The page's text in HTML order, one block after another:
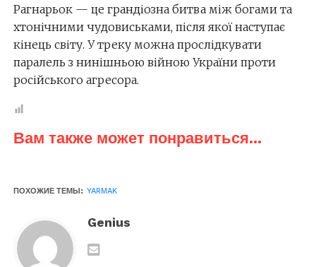
Рагнарьок — це грандіозна битва між богами та
хтонічними чудовиськами, після якої наступає
кінець світу. У треку можна прослідкувати
паралель з нинішньою війною України проти
російського агресора.
Вам также может понравиться...
ПОХОЖИЕ ТЕМЫ: YARMAK
Genius